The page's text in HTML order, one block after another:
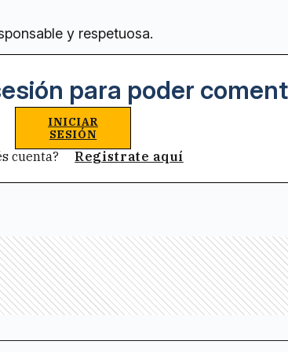
y respetuosa.
para poder
INICIAR
SESIÓN
cuenta? Registrate aquí